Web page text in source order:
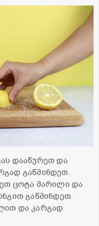
დააწურეთ და
გაწმინდეთ.
ცოტა მარილი და
გაწმინდეთ.
და კარგად